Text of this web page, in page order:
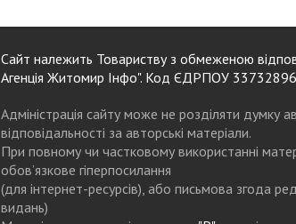
Сайт належить Товариству з обмеженою
Агенція Житомир Інфо". Код ЄДРПОУ 33732896
Адміністрація сайту може не розділяти думку
відповідальності за авторські матеріали.
При повному чи частковому використанні
обов’язкове гіперпосилання
(для інтернет-ресурсів), або письмова згода
видань)